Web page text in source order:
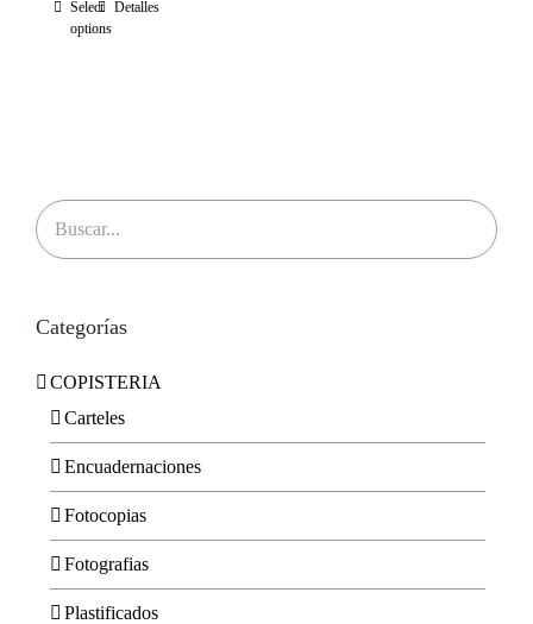
Select
options
Detalles
Categorías
COPISTERIA
Carteles
Encuadernaciones
Fotocopias
Fotografias
Plastificados